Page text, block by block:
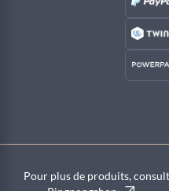
Pour plus de produits,